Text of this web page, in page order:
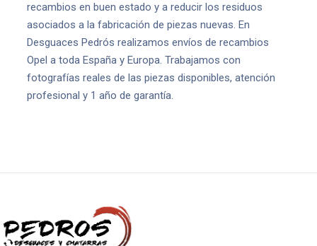
recambios en buen estado y a reducir los residuos
asociados a la fabricación de piezas nuevas. En
Desguaces Pedrós realizamos envíos de recambios
Opel a toda España y Europa. Trabajamos con
fotografías reales de las piezas disponibles, atención
profesional y 1 año de garantía.